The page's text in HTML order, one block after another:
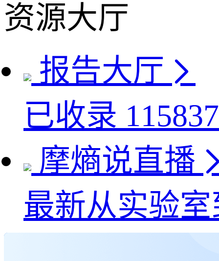
资源大厅
报告大厅
已收录 115837
摩熵说直播
最新从实验